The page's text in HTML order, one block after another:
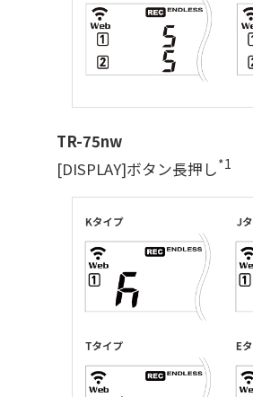
TR-75nw
[DISPLAY]ボタン長押し*1